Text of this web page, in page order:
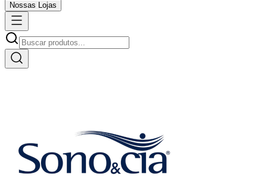
Nossas Lojas